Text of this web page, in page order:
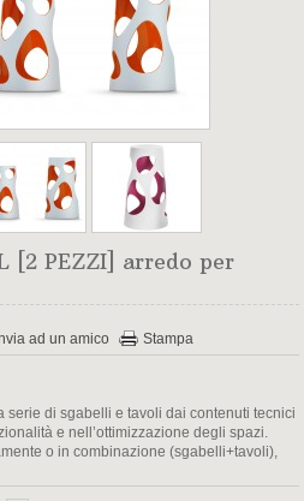
[2 PEZZI] arredo per
ad un amico Stampa
serie di sgabelli e tavoli dai contenuti tecnici
e nell’ottimizzazione degli spazi.
o in combinazione (sgabelli+tavoli),